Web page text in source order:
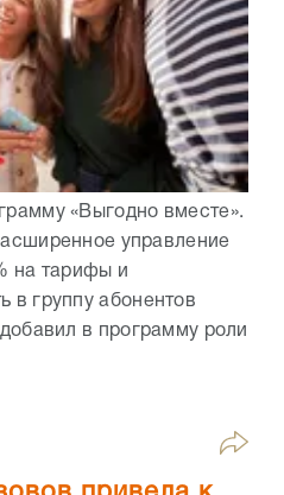
«Выгодно вместе».
управление
на тарифы и
в группу абонентов
в программу роли